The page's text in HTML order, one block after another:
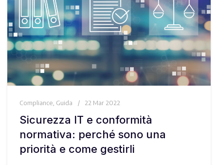
Compliance Guida 22 Mar 2022
Sicurezza IT e conformità
normativa: perché sono una
priorità e come gestirli